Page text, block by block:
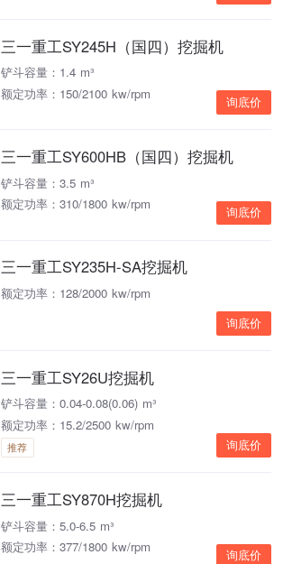
三一重工SY245H（国四）挖掘机
铲斗容量：1.4 m³
额定功率：150/2100 kw/rpm
询底价
三一重工SY600HB（国四）挖掘机
铲斗容量：3.5 m³
额定功率：310/1800 kw/rpm
询底价
三一重工SY235H-SA挖掘机
额定功率：128/2000 kw/rpm
询底价
三一重工SY26U挖掘机
铲斗容量：0.04-0.08(0.06) m³
额定功率：15.2/2500 kw/rpm
推荐 询底价
三一重工SY870H挖掘机
铲斗容量：5.0-6.5 m³
额定功率：377/1800 kw/rpm
询底价